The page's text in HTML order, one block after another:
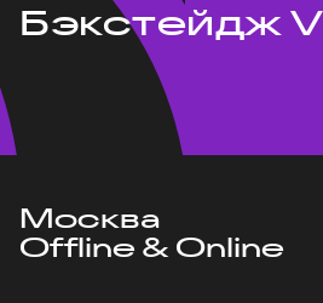
Бэкстейдж
Москва
Offline & Online